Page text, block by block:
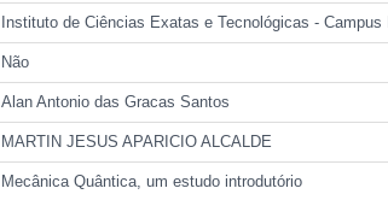
Instituto de Ciências Exatas e Tecnológicas - Campus
Não
Alan Antonio das Gracas Santos
MARTIN JESUS APARICIO ALCALDE
Mecânica Quântica, um estudo introdutório